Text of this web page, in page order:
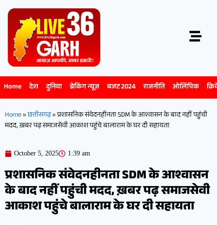
Home देश दुनिया ब्रेकिंग न्यूज़ बजट 2024 राजनीति ओलिंपिक
Home»छत्तीसगढ़»प्रशासनिक संवेदनहीनता SDM के आश्वासन के बाद नहीं पहुंची
मदद, ख़बर पढ़ समाजसेवी आकाश पहुंचे बालाराम के घर दी सहायता
October 5, 2025 1:39 am
प्रशासनिक संवेदनहीनता SDM के आश्वासन
के बाद नहीं पहुंची मदद, ख़बर पढ़ समाजसेवी
आकाश पहुंचे बालाराम के घर दी सहायता